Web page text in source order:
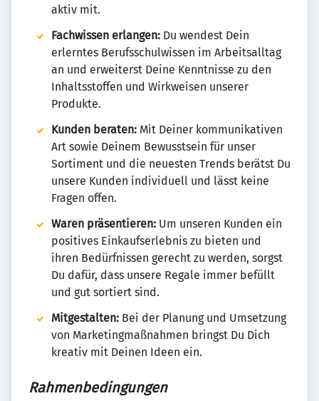
aktiv mit.
Fachwissen erlangen: Du wendest Dein
erlerntes Berufsschulwissen im Arbeitsalltag
an und erweiterst Deine Kenntnisse zu den
Inhaltsstoffen und Wirkweisen unserer
Produkte.
Kunden beraten: Mit Deiner kommunikativen
Art sowie Deinem Bewusstsein für unser
Sortiment und die neuesten Trends berätst Du
unsere Kunden individuell und lässt keine
Fragen offen.
Waren präsentieren: Um unseren Kunden ein
positives Einkaufserlebnis zu bieten und
ihren Bedürfnissen gerecht zu werden, sorgst
Du dafür, dass unsere Regale immer befüllt
und gut sortiert sind.
Mitgestalten: Bei der Planung und Umsetzung
von Marketingmaßnahmen bringst Du Dich
kreativ mit Deinen Ideen ein.
Rahmenbedingungen